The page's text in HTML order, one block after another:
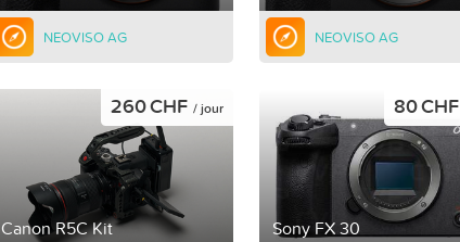
NEOVISO AG NEOVISO AG
Canon R5C Kit
260 CHF / jour
Sony FX 30
80 CHF